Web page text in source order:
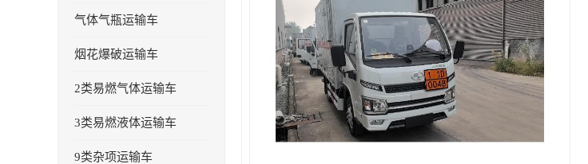
气体气瓶运输车
烟花爆破运输车
2类易燃气体运输车
3类易燃液体运输车
9类杂项运输车